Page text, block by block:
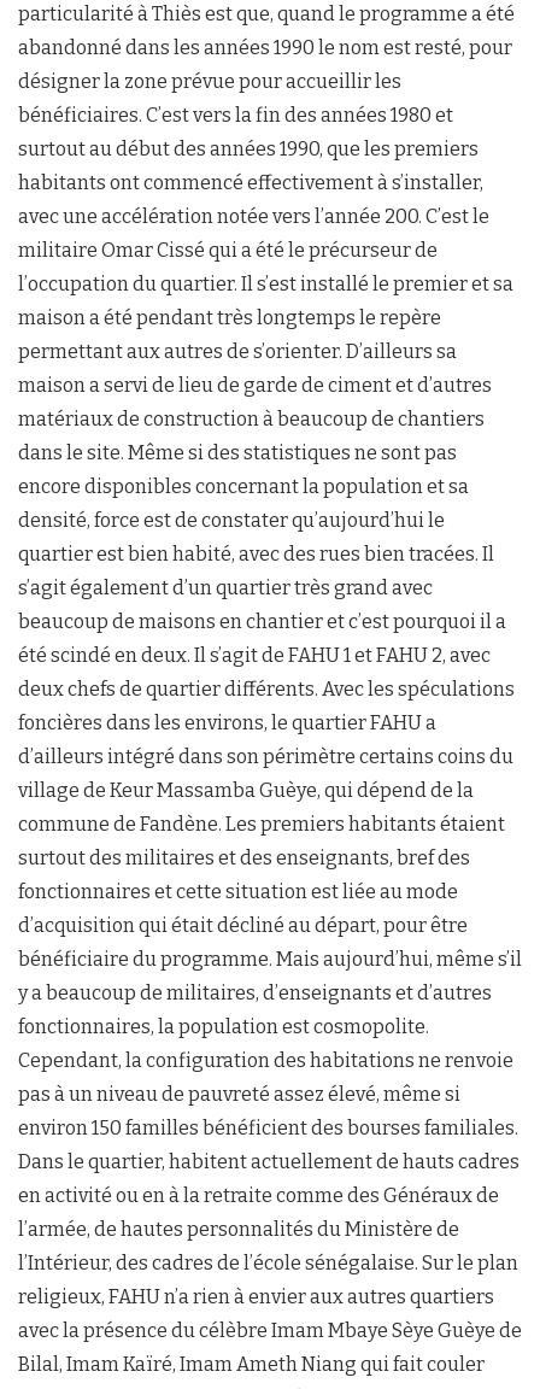
particularité à Thiès est que, quand le programme a été
abandonné dans les années 1990 le nom est resté, pour
désigner la zone prévue pour accueillir les
bénéficiaires. C’est vers la fin des années 1980 et
surtout au début des années 1990, que les premiers
habitants ont commencé effectivement à s’installer,
avec une accélération notée vers l’année 200. C’est le
militaire Omar Cissé qui a été le précurseur de
l’occupation du quartier. Il s’est installé le premier et sa
maison a été pendant très longtemps le repère
permettant aux autres de s’orienter. D’ailleurs sa
maison a servi de lieu de garde de ciment et d’autres
matériaux de construction à beaucoup de chantiers
dans le site. Même si des statistiques ne sont pas
encore disponibles concernant la population et sa
densité, force est de constater qu’aujourd’hui le
quartier est bien habité, avec des rues bien tracées. Il
s’agit également d’un quartier très grand avec
beaucoup de maisons en chantier et c’est pourquoi il a
été scindé en deux. Il s’agit de FAHU 1 et FAHU 2, avec
deux chefs de quartier différents. Avec les spéculations
foncières dans les environs, le quartier FAHU a
d’ailleurs intégré dans son périmètre certains coins du
village de Keur Massamba Guèye, qui dépend de la
commune de Fandène. Les premiers habitants étaient
surtout des militaires et des enseignants, bref des
fonctionnaires et cette situation est liée au mode
d’acquisition qui était décliné au départ, pour être
bénéficiaire du programme. Mais aujourd’hui, même s’il
y a beaucoup de militaires, d’enseignants et d’autres
fonctionnaires, la population est cosmopolite.
Cependant, la configuration des habitations ne renvoie
pas à un niveau de pauvreté assez élevé, même si
environ 150 familles bénéficient des bourses familiales.
Dans le quartier, habitent actuellement de hauts cadres
en activité ou en à la retraite comme des Généraux de
l’armée, de hautes personnalités du Ministère de
l’Intérieur, des cadres de l’école sénégalaise. Sur le plan
religieux, FAHU n’a rien à envier aux autres quartiers
avec la présence du célèbre Imam Mbaye Sèye Guèye de
Bilal, Imam Kaïré, Imam Ameth Niang qui fait couler